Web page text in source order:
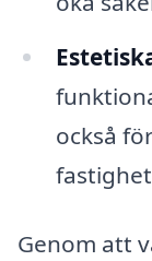
också
Genom att